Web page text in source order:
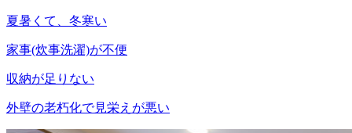
夏暑くて、冬寒い
家事(炊事洗濯)が不便
収納が足りない
外壁の老朽化で見栄えが悪い